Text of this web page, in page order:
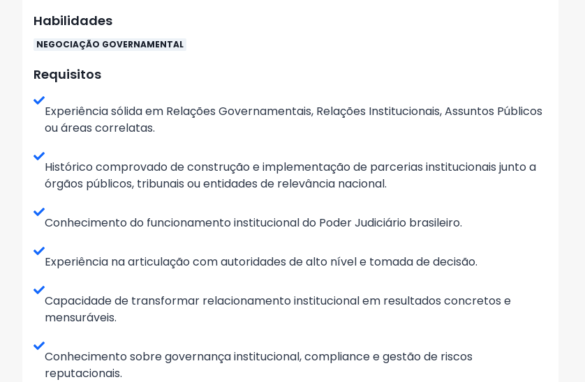
Habilidades
NEGOCIAÇÃO GOVERNAMENTAL
Requisitos
Experiência sólida em Relações Governamentais, Relações Institucionais, Assuntos Públicos
ou áreas correlatas.
Histórico comprovado de construção e implementação de parcerias institucionais junto a
órgãos públicos, tribunais ou entidades de relevância nacional.
Conhecimento do funcionamento institucional do Poder Judiciário brasileiro.
Experiência na articulação com autoridades de alto nível e tomada de decisão.
Capacidade de transformar relacionamento institucional em resultados concretos e
mensuráveis.
Conhecimento sobre governança institucional, compliance e gestão de riscos
reputacionais.